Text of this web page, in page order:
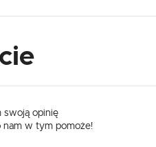
swoją opinię
nam w tym pomoże!
naszej
zgody na
witryny